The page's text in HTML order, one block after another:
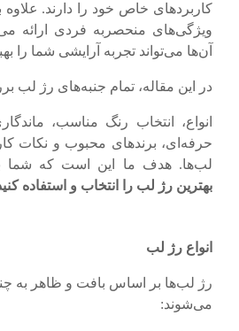
کاربردهای خاص خود را دارند. علاوه
ویژگی‌های منحصربه‌ فردی ارائه
آن‌ها می‌تواند تجربه آرایشی شما را
در این مقاله، تمام جنبه‌های رژ لب
انواع، انتخاب رنگ مناسب،
حرفه‌ای، برندهای محبوب و نکات
لب‌ها. هدف ما این است که شما
بهترین رژ لب را انتخاب و استفاده
انواع رژ لب
رژ لب‌ها بر اساس بافت و ظاهر به
می‌شوند: